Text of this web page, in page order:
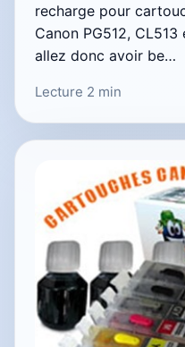
recharge pour
Canon PG512,
allez donc avoir be…
Lecture 2 min